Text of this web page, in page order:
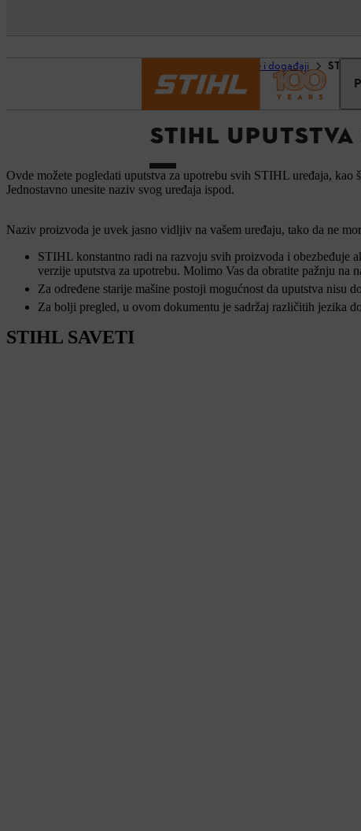
Usluge i događaji STIHL
STIHL
Ovde možete pogledati uputstva za upotrebu svih STIHL uređaja,
Jednostavno unesite naziv svog uređaja ispod.
Naziv proizvoda je uvek jasno vidljiv na vašem uređaju, tako da ne
STIHL konstantno radi na razvoju svih proizvoda i obezbeđuje
verzije uputstva za upotrebu. Molimo Vas da obratite pažnju na
Za određene starije mašine postoji mogućnost da uputstva nisu
Za bolji pregled, u ovom dokumentu je sadržaj različitih jezika
STIHL SAVETI